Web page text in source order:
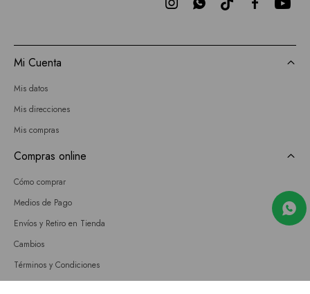

 
Mi Cuenta
Mis datos
Mis direcciones
Mis compras
Compras online
Cómo comprar
Medios de Pago
Envíos y Retiro en Tienda
Cambios
Términos y Condiciones